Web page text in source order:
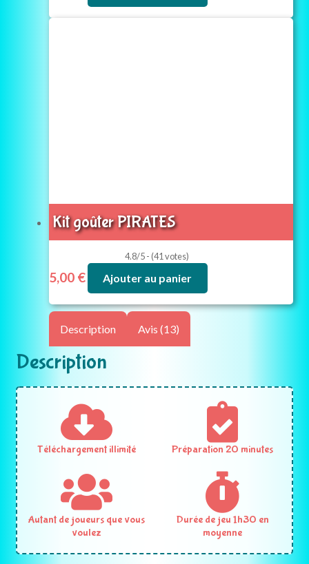
Kit goûter PIRATES
4.8/5 - (41 votes)
5,00 € Ajouter au panier
Description Avis (13)
Description
Téléchargement illimité Préparation 20 minutes
Autant de joueurs que vous
voulez
Durée de jeu 1h30 en
moyenne